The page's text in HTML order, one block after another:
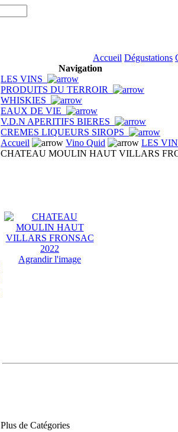
Accueil Dégustations
Navigation
LES VINS
PRODUITS DU TERROIR
WHISKIES
EAUX DE VIE
V.D.N APERITIFS BIERES
CREMES LIQUEURS SIROPS
Accueil
Vino Quid
LES
CHATEAU MOULIN HAUT VILLARS
Agrandir l'image
Plus de Catégories